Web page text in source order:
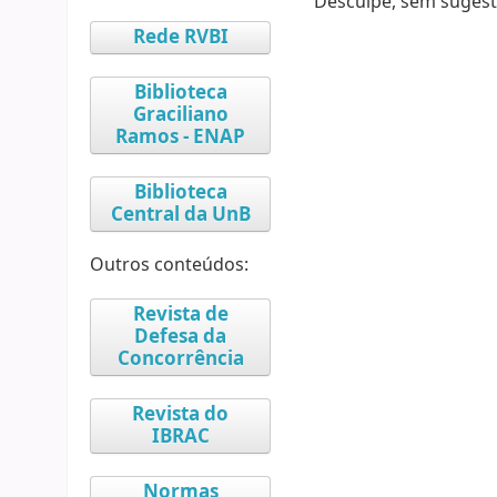
Rede RVBI
Biblioteca
Graciliano
Ramos - ENAP
Biblioteca
Central da UnB
Outros conteúdos:
Revista de
Defesa da
Concorrência
Revista do
IBRAC